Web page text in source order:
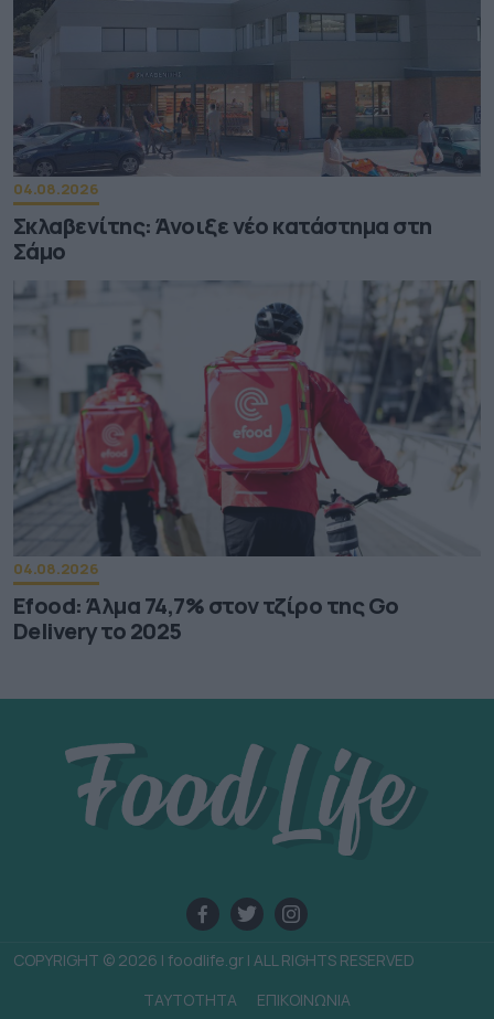
04.08.2026
Σκλαβενίτης: Άνοιξε νέο κατάστημα στη
Σάμο
04.08.2026
Efood: Άλμα 74,7% στον τζίρο της Go
Delivery το 2025
COPYRIGHT © 2026 | foodlife.gr | ALL RIGHTS RESERVED
TAYTOTHTA
ΕΠΙΚΟΙΝΩΝΙΑ